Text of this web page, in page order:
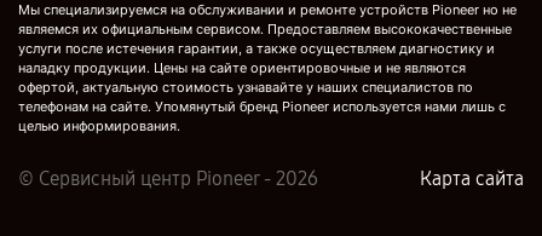
Мы специализируемся на обслуживании и ремонте устройств Pioneer но не
являемся их официальным сервисом. Предоставляем высококачественные
услуги после истечения гарантии, а также осуществляем диагностику и
наладку продукции. Цены на сайте ориентировочные и не являются
офертой, актуальную стоимость узнавайте у наших специалистов по
телефонам на сайте. Упомянутый бренд Pioneer используется нами лишь с
целью информирования.
© Сервисный центр Pioneer - 2026 Карта сайта